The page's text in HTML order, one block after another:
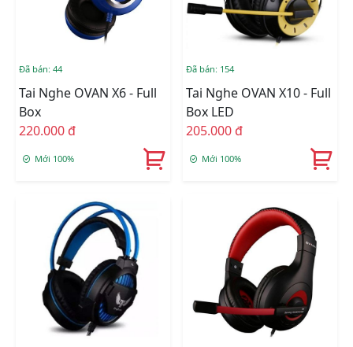
Đã bán: 44
Tai Nghe OVAN X6 - Full
Box
220.000 đ
Mới 100%
Đã bán: 154
Tai Nghe OVAN X10 - Full
Box LED
205.000 đ
Mới 100%